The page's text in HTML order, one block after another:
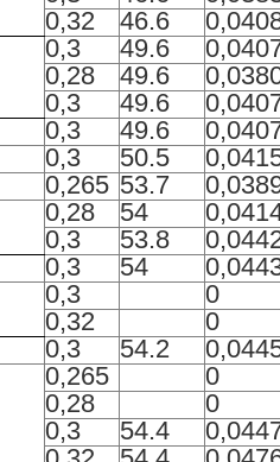
0,32
46.6
0,3 49.6
0,28
49.6
0,3
49.6
0,3 49.6
0,3 50.5
0,265 53.7
0,28 54
0,3
53.8
0,3 54
0,3
0
0,32
0
0,3 54.2
0,265
0
0,28
0
0,3
54.4